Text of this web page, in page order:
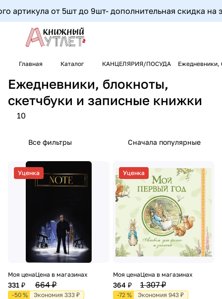
от 5шт до 9шт- дополнительная скидка на
Главная Каталог КАНЦЕЛЯРИЯ/ПОСУДА Ежедневники,
Ежедневники, блокноты,
скетчбуки и записные книжки
10
Все фильтры Сначала популярные
Уценка
Моя цена
331 ₽
Цена в магазинах
664 ₽
-50 % Экономия 333 ₽
Уценка
Моя цена
364 ₽
Цена в магазинах
1 307 ₽
-72 % Экономия 943 ₽